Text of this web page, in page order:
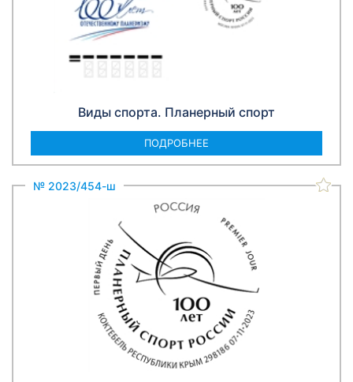
Виды спорта. Планерный спорт
ПОДРОБНЕЕ
№ 2023/454-ш